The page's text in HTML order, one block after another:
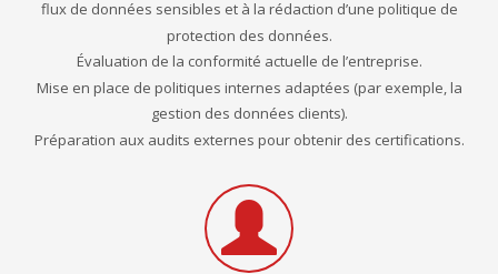
flux de données sensibles et à la rédaction d’une politique de
protection des données.
Évaluation de la conformité actuelle de l’entreprise.
Mise en place de politiques internes adaptées (par exemple, la
gestion des données clients).
Préparation aux audits externes pour obtenir des certifications.